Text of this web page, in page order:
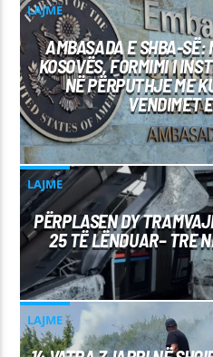
LAJME
AMBASADA E SHBA-SË:
KOSOVËS, FORMIMI I
NË PËRPUTHJE ME
VENDIMET
LAJME
PËRPLASEN DY
25 TË LËNDUAR– TRE
LAJME